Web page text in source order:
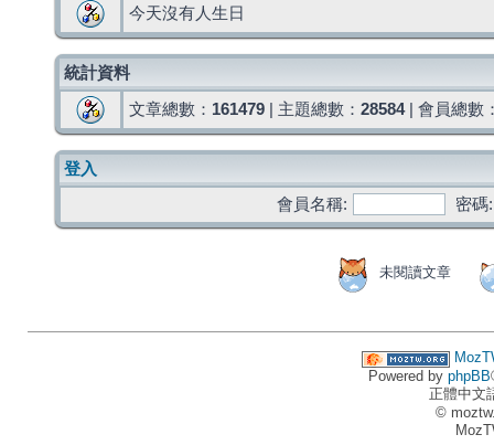
今天沒有人生日
統計資料
文章總數： 161479 | 主題總數： 28584| 會員總數
登入
會員名稱:
密碼:
未閱讀文章
Powered by phpBB
正體中文
©